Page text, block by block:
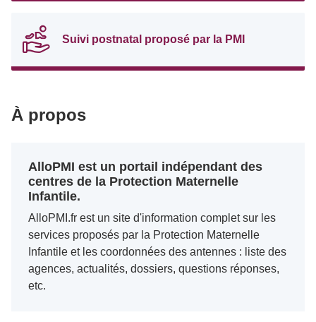
Suivi postnatal proposé par la PMI
À propos
AlloPMI est un portail indépendant des
centres de la Protection Maternelle
Infantile.
AlloPMI.fr est un site d'information complet sur les
services proposés par la Protection Maternelle
Infantile et les coordonnées des antennes : liste des
agences, actualités, dossiers, questions réponses,
etc.